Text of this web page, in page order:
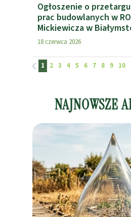
Ogłoszenie o
prac budowlanych w
Mickiewicza w
18 czerwca 2026
1 2 3 4 5 6 7 8 9 10
NAJNOWSZE